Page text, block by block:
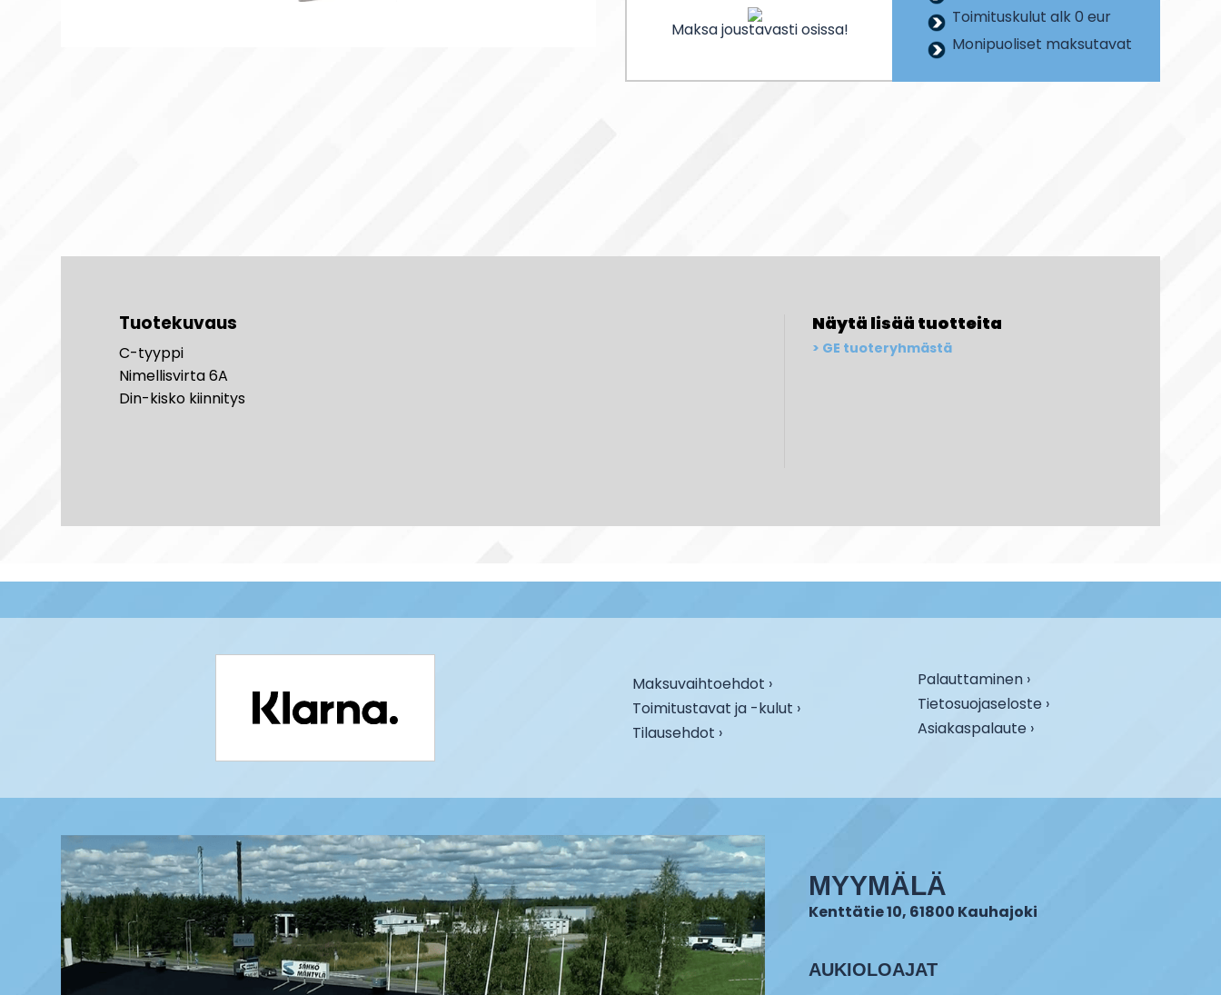
Maksa joustavasti osissa!
Toimituskulut alk 0 eur
Monipuoliset maksutavat
Tuotekuvaus
C-tyyppi
Nimellisvirta 6A
Din-kisko kiinnitys
Näytä lisää tuotteita
GE tuoteryhmästä
Maksuvaihtoehdot ›
Toimitustavat ja -kulut ›
Tilausehdot ›
Palauttaminen ›
Tietosuojaseloste ›
Asiakaspalaute ›
MYYMÄLÄ
Kenttätie 10, 61800 Kauhajoki
AUKIOLOAJAT